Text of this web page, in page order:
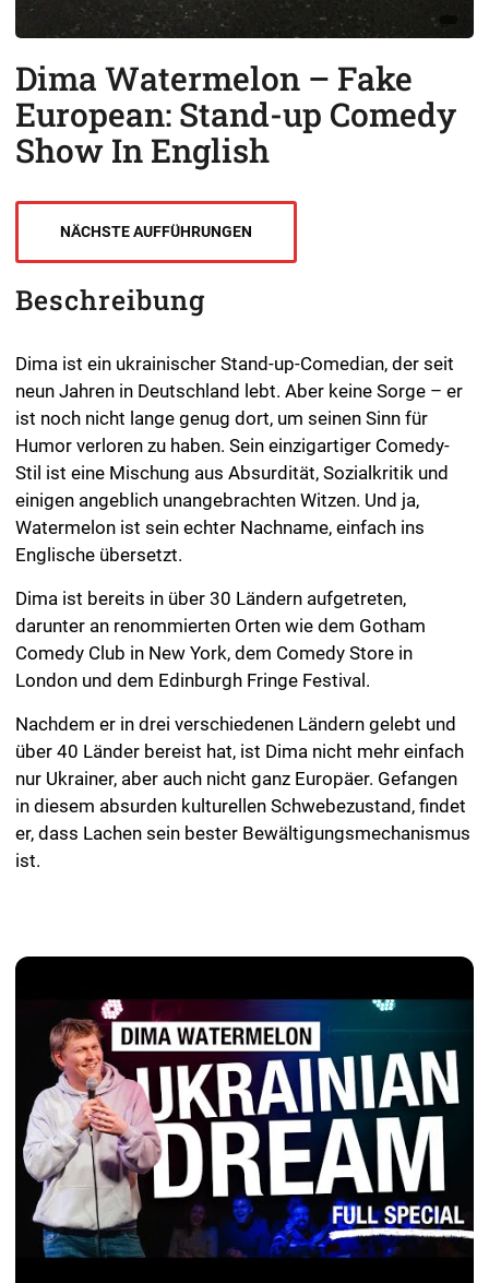
Dima Watermelon – Fake
European: Stand-up Comedy
Show In English
NÄCHSTE AUFFÜHRUNGEN
Beschreibung
Dima ist ein ukrainischer Stand-up-Comedian, der seit
neun Jahren in Deutschland lebt. Aber keine Sorge – er
ist noch nicht lange genug dort, um seinen Sinn für
Humor verloren zu haben. Sein einzigartiger Comedy-
Stil ist eine Mischung aus Absurdität, Sozialkritik und
einigen angeblich unangebrachten Witzen. Und ja,
Watermelon ist sein echter Nachname, einfach ins
Englische übersetzt.
Dima ist bereits in über 30 Ländern aufgetreten,
darunter an renommierten Orten wie dem Gotham
Comedy Club in New York, dem Comedy Store in
London und dem Edinburgh Fringe Festival.
Nachdem er in drei verschiedenen Ländern gelebt und
über 40 Länder bereist hat, ist Dima nicht mehr einfach
nur Ukrainer, aber auch nicht ganz Europäer. Gefangen
in diesem absurden kulturellen Schwebezustand, findet
er, dass Lachen sein bester Bewältigungsmechanismus
ist.